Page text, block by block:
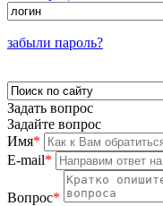
забыли пароль?
Задать вопрос
Задайте вопрос
Имя*
E-mail*
Вопрос*